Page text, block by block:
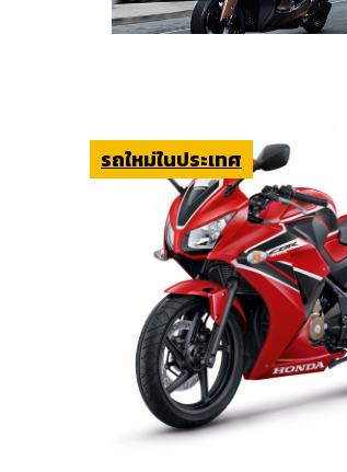
รถใหม่ในประเทศ